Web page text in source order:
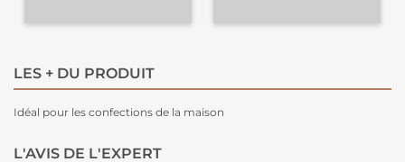
LES + DU PRODUIT
Idéal pour les confections de la maison
L'AVIS DE L'EXPERT